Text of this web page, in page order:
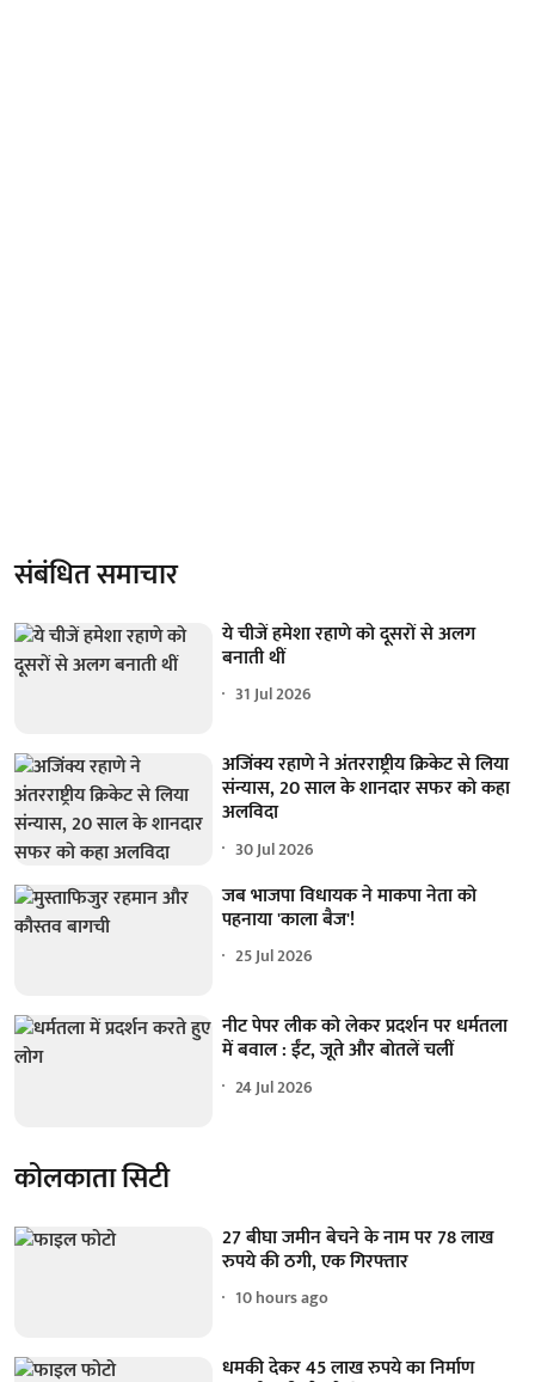
संबंधित समाचार
ये चीजें हमेशा रहाणे को दूसरों से अलग
बनाती थीं
31 Jul 2026
अजिंक्य रहाणे ने अंतरराष्ट्रीय क्रिकेट से लिया
संन्यास, 20 साल के शानदार सफर को कहा
अलविदा
30 Jul 2026
जब भाजपा विधायक ने माकपा नेता को
पहनाया 'काला बैज'!
25 Jul 2026
नीट पेपर लीक को लेकर प्रदर्शन पर धर्मतला
में बवाल : ईंट, जूते और बोतलें चलीं
24 Jul 2026
कोलकाता सिटी
27 बीघा जमीन बेचने के नाम पर 78 लाख
रुपये की ठगी, एक गिरफ्तार
10 hours ago
धमकी देकर 45 लाख रुपये का निर्माण